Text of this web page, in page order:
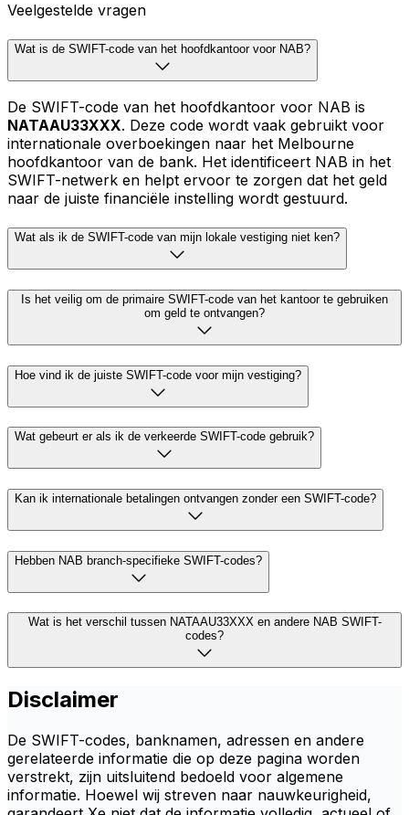
Veelgestelde vragen
Wat is de SWIFT-code van het hoofdkantoor voor NAB?
De SWIFT-code van het hoofdkantoor voor NAB is
NATAAU33XXX. Deze code wordt vaak gebruikt voor
internationale overboekingen naar het Melbourne
hoofdkantoor van de bank. Het identificeert NAB in het
SWIFT-netwerk en helpt ervoor te zorgen dat het geld
naar de juiste financiële instelling wordt gestuurd.
Wat als ik de SWIFT-code van mijn lokale vestiging niet ken?
Is het veilig om de primaire SWIFT-code van het kantoor te gebruiken
om geld te ontvangen?
Hoe vind ik de juiste SWIFT-code voor mijn vestiging?
Wat gebeurt er als ik de verkeerde SWIFT-code gebruik?
Kan ik internationale betalingen ontvangen zonder een SWIFT-code?
Hebben NAB branch-specifieke SWIFT-codes?
Wat is het verschil tussen NATAAU33XXX en andere NAB SWIFT-
codes?
Disclaimer
De SWIFT-codes, banknamen, adressen en andere
gerelateerde informatie die op deze pagina worden
verstrekt, zijn uitsluitend bedoeld voor algemene
informatie. Hoewel wij streven naar nauwkeurigheid,